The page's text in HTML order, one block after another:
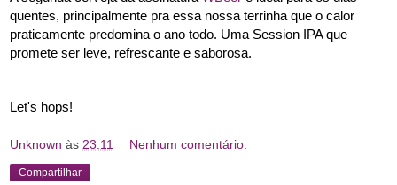
quentes, principalmente pra essa nossa terrinha que o calor
praticamente predomina o ano todo. Uma Session IPA que
promete ser leve, refrescante e saborosa.
Let's hops!
Unknown às 23:11 Nenhum comentário:
Compartilhar